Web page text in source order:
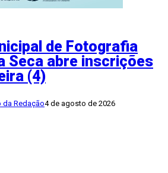
de Fotografia
Seca abre inscrições
(4)
da Redação4 de agosto de 2026